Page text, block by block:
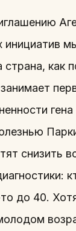
инициатив
как
гена
снизить
до 40.